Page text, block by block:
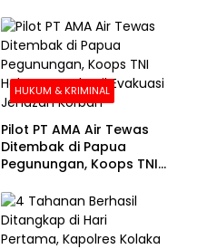
HUKUM & KRIMINAL
Pilot PT AMA Air Tewas
Ditembak di Papua
Pegunungan, Koops TNI
Evakuasi Jenazah
Korban